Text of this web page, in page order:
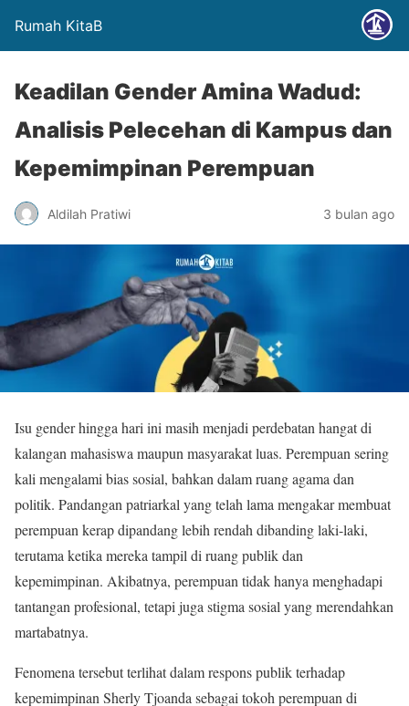
Rumah KitaB
Keadilan Gender Amina Wadud:
Analisis Pelecehan di Kampus dan
Kepemimpinan Perempuan
Aldilah Pratiwi 3 bulan ago
Isu gender hingga hari ini masih menjadi perdebatan hangat di
kalangan mahasiswa maupun masyarakat luas. Perempuan sering
kali mengalami bias sosial, bahkan dalam ruang agama dan
politik. Pandangan patriarkal yang telah lama mengakar membuat
perempuan kerap dipandang lebih rendah dibanding laki-laki,
terutama ketika mereka tampil di ruang publik dan
kepemimpinan. Akibatnya, perempuan tidak hanya menghadapi
tantangan profesional, tetapi juga stigma sosial yang merendahkan
martabatnya.
Fenomena tersebut terlihat dalam respons publik terhadap
kepemimpinan Sherly Tjoanda sebagai tokoh perempuan di